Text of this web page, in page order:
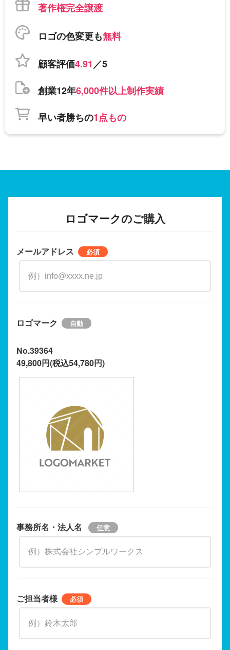
著作権完全譲渡
ロゴの色変更も無料
顧客評価4.91／5
創業12年6,000件以上制作実績
早い者勝ちの1点もの
ロゴマークのご購入
メールアドレス
ロゴマーク
No.39364
49,800円(税込54,780円)
事務所名・法人名
ご担当者様